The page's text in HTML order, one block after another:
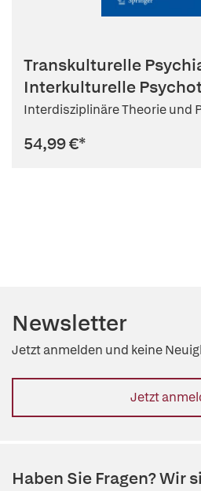
Transkulturelle
Interkulturelle
Interdisziplinäre Theorie und
54,99 €*
Newsletter
Jetzt anmelden und keine
Jetzt
Haben Sie Fragen? Wir